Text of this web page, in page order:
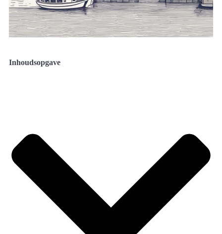
Inhoudsopgave